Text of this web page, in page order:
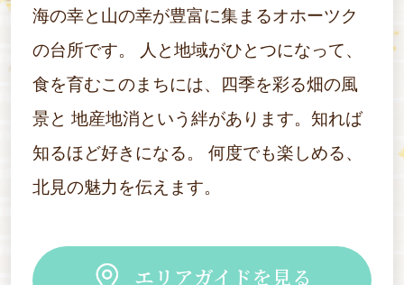
海の幸と山の幸が豊富に集まるオホーツク
の台所です。
人と地域がひとつになって、
食を育むこのまちには、四季を彩る畑の風
景と 地産地消という絆があります。知れば
知るほど好きになる。 何度でも楽しめる、
北見の魅力を伝えます。
エリアガイドを見る